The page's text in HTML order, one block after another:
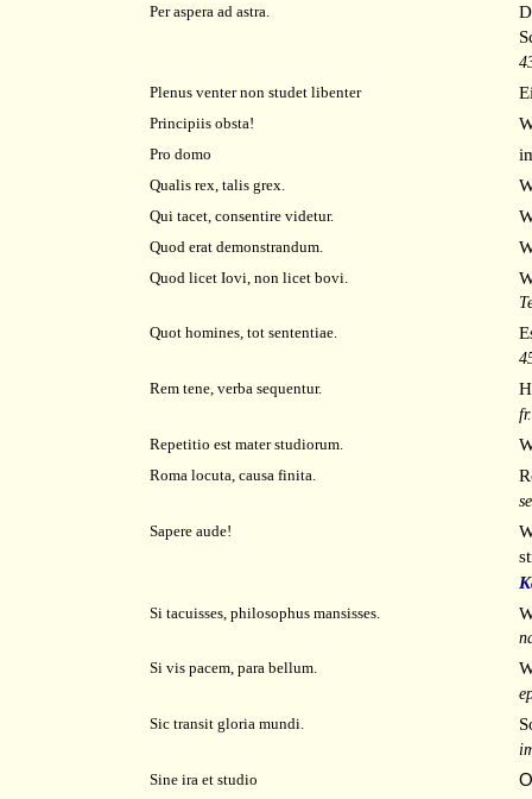
Per aspera ad astra.
Plenus venter non studet libenter
Principiis obsta!
Pro domo
Qualis rex, talis grex.
Qui tacet, consentire videtur.
Quod erat demonstrandum.
Quod licet Iovi, non licetbovi.
Quot homines, tot sententiae.
Rem tene, verba sequentur.
Repetitio est mater studiorum.
Roma locuta, causa finita.
Sapere aude!
Si tacuisses, philosophus mansisses.
Si vis pacem, para bellum.
Sic transit gloria mundi.
Sine ira et studio